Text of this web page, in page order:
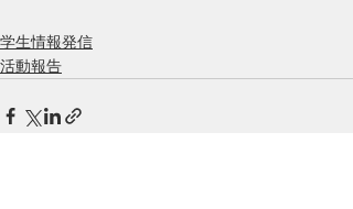
学生情報発信
活動報告